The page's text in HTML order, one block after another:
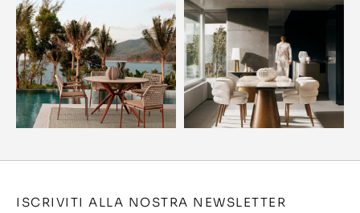
ISCRIVITI ALLA NOSTRA NEWSLETTER